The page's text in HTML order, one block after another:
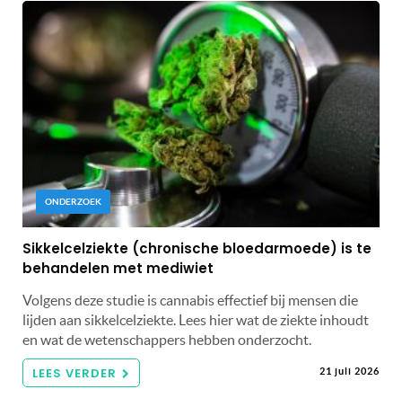
ONDERZOEK
Sikkelcelziekte (chronische bloedarmoede) is te
behandelen met mediwiet
Volgens deze studie is cannabis effectief bij mensen die
lijden aan sikkelcelziekte. Lees hier wat de ziekte inhoudt
en wat de wetenschappers hebben onderzocht.
LEES VERDER 21 juli 2026